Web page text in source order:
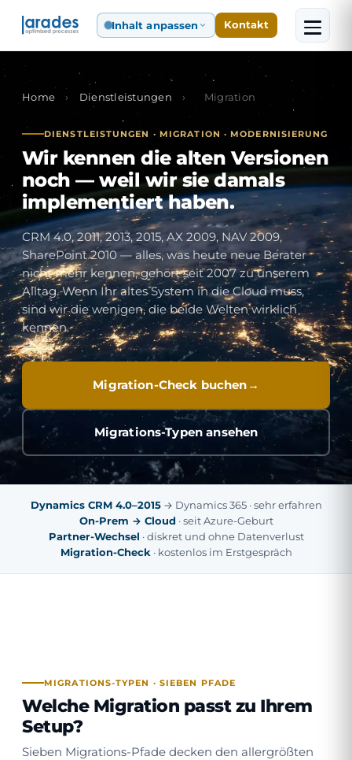
Inhalt anpassen Kontakt
Home › Dienstleistungen › Migration
DIENSTLEISTUNGEN · MIGRATION · MODERNISIERUNG
Wir kennen die alten Versionen
noch — weil wir sie damals
implementiert haben.
CRM 4.0, 2011, 2013, 2015, AX 2009, NAV 2009,
SharePoint 2010 — alles, was heute neue Berater
nicht mehr kennen, gehört seit 2007 zu unserem
Alltag. Wenn Ihr altes System in die Cloud muss,
sind wir die wenigen, die beide Welten wirklich
kennen.
Migration-Check buchen
Migrations-Typen ansehen
Dynamics CRM 4.0–2015→ Dynamics 365 · sehr erfahren
On-Prem → Cloud · seit Azure-Geburt
Partner-Wechsel · diskret und ohne Datenverlust
Migration-Check· kostenlos im Erstgespräch
MIGRATIONS-TYPEN · SIEBEN PFADE
Welche Migration passt zu Ihrem
Setup?
Sieben Migrations-Pfade decken den allergrößten